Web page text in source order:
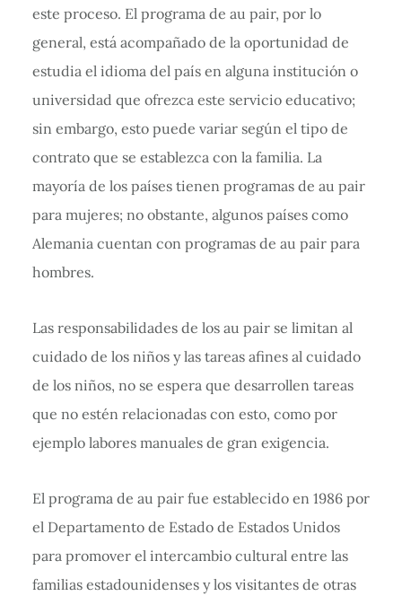
este proceso. El programa de au pair, por lo
general, está acompañado de la oportunidad de
estudia el idioma del país en alguna institución o
universidad que ofrezca este servicio educativo;
sin embargo, esto puede variar según el tipo de
contrato que se establezca con la familia. La
mayoría de los países tienen programas de au pair
para mujeres; no obstante, algunos países como
Alemania cuentan con programas de au pair para
hombres.
Las responsabilidades de los au pair se limitan al
cuidado de los niños y las tareas afines al cuidado
de los niños, no se espera que desarrollen tareas
que no estén relacionadas con esto, como por
ejemplo labores manuales de gran exigencia.
El programa de au pair fue establecido en 1986 por
el Departamento de Estado de Estados Unidos
para promover el intercambio cultural entre las
familias estadounidenses y los visitantes de otras